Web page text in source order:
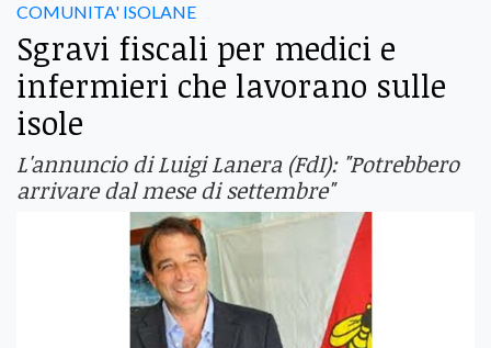
COMUNITA' ISOLANE
Sgravi fiscali per medici e
infermieri che lavorano sulle
isole
L'annuncio di Luigi Lanera (FdI): "Potrebbero
arrivare dal mese di settembre"